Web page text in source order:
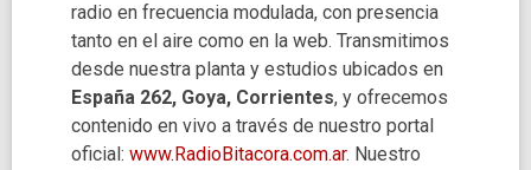
radio en frecuencia modulada, con presencia
tanto en el aire como en la web. Transmitimos
desde nuestra planta y estudios ubicados en
España 262, Goya, Corrientes, y ofrecemos
contenido en vivo a través de nuestro portal
oficial: www.RadioBitacora.com.ar. Nuestro